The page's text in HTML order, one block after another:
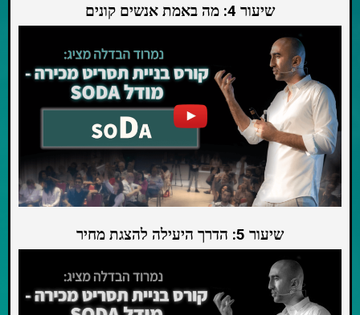
שיעור 4: מה באמת אנשים קונים
שיעור 5: הדרך היעילה להצגת מחיר